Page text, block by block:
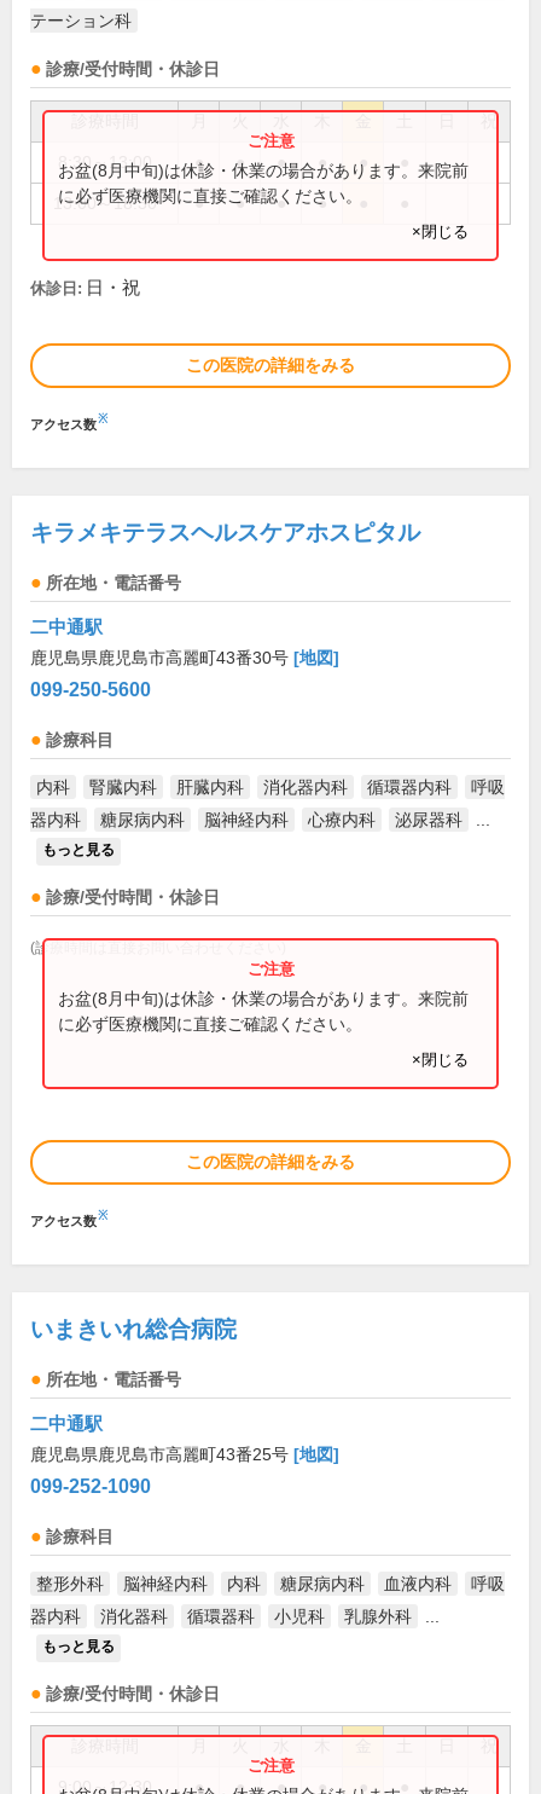
テーション科
診療/受付時間・休診日
祝
8:30～13:00 ● ● ● ● ●
13:00～18:30 ● ● ● ●
お盆(8月中旬)は休診・休業の場合があります。来院前
に必ず医療機関に直接ご確認ください。
×閉じる
休診日: 日・祝
この医院の詳細をみる
アクセス数※
キラメキテラスヘルスケアホスピタル
所在地・電話番号
二中通駅
鹿児島県鹿児島市高麗町43番30号 [地図]
099-250-5600
診療科目
内科 腎臓内科 肝臓内科 消化器内科 循環器内科
呼吸
器内科
糖尿病内科 脳神経内科 心療内科 泌尿器科
もっと見る
診療/受付時間・休診日
(診療時間は直接お問い合わせください)
お盆(8月中旬)は休診・休業の場合があります。来院前
に必ず医療機関に直接ご確認ください。
×閉じる
この医院の詳細をみる
アクセス数※
いまきいれ総合病院
所在地・電話番号
二中通駅
鹿児島県鹿児島市高麗町43番25号 [地図]
099-252-1090
診療科目
整形外科 脳神経内科 内科 糖尿病内科 血液内科
呼吸
器内科
消化器科 循環器科 小児科 乳腺外科
もっと見る
診療/受付時間・休診日
祝
9:00～12:30 ● ● ● ● ●